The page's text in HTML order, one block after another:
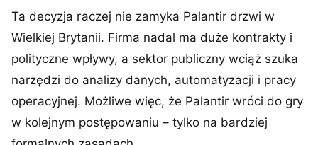
Ta decyzja raczej nie zamyka Palantir drzwi w
Wielkiej Brytanii. Firma nadal ma duże kontrakty i
polityczne wpływy, a sektor publiczny wciąż szuka
narzędzi do analizy danych, automatyzacji i pracy
operacyjnej. Możliwe więc, że Palantir wróci do gry
w kolejnym postępowaniu – tylko na bardziej